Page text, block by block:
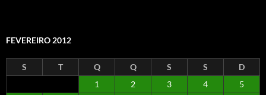
FEVEREIRO 2012
S T Q Q S S
D
1
2 3 4
5